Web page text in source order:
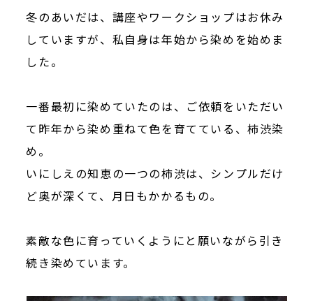
冬のあいだは、講座やワークショップはお休み
していますが、私自身は年始から染めを始めま
した。
一番最初に染めていたのは、ご依頼をいただい
て昨年から染め重ねて色を育てている、柿渋染
め。
いにしえの知恵の一つの柿渋は、シンプルだけ
ど奥が深くて、月日もかかるもの。
素敵な色に育っていくようにと願いながら引き
続き染めています。